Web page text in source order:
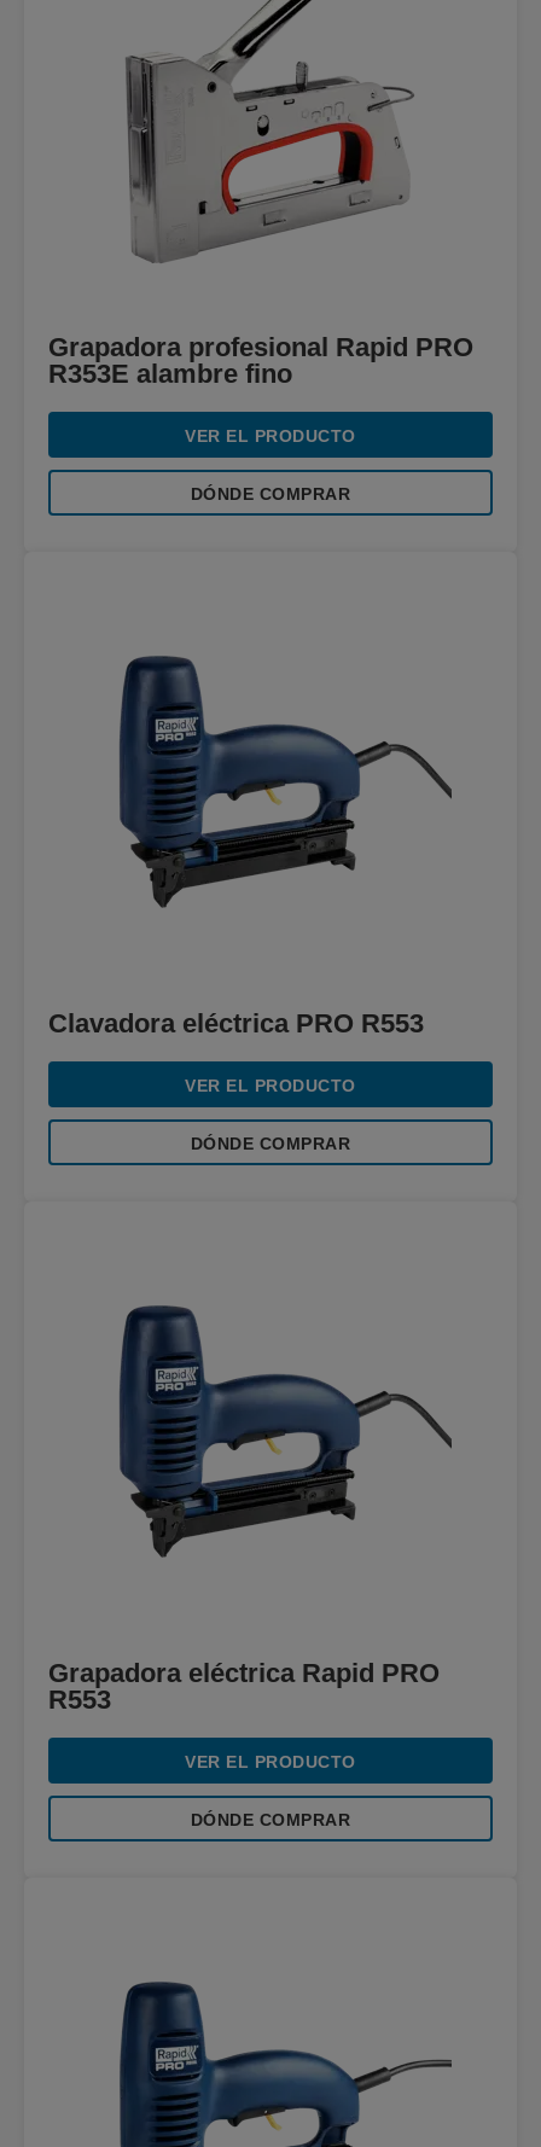
Grapadora profesional Rapid PRO
R353E alambre fino
VER EL PRODUCTO
DÓNDE COMPRAR
Clavadora eléctrica PRO R553
VER EL PRODUCTO
DÓNDE COMPRAR
Grapadora eléctrica Rapid PRO
R553
VER EL PRODUCTO
DÓNDE COMPRAR